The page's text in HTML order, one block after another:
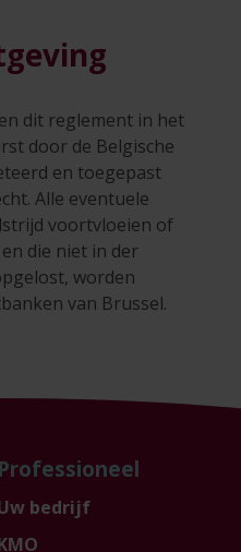
dit reglement in het
door de Belgische
en toegepast
Alle eventuele
voortvloeien of
die niet in der
worden
van Brussel.
Professioneel
bedrijf